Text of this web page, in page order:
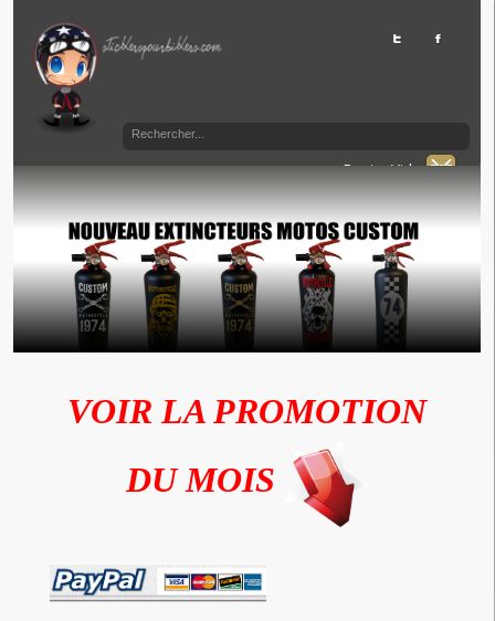
Panier Vide
VOIR LA PROMOTION
DU MOIS